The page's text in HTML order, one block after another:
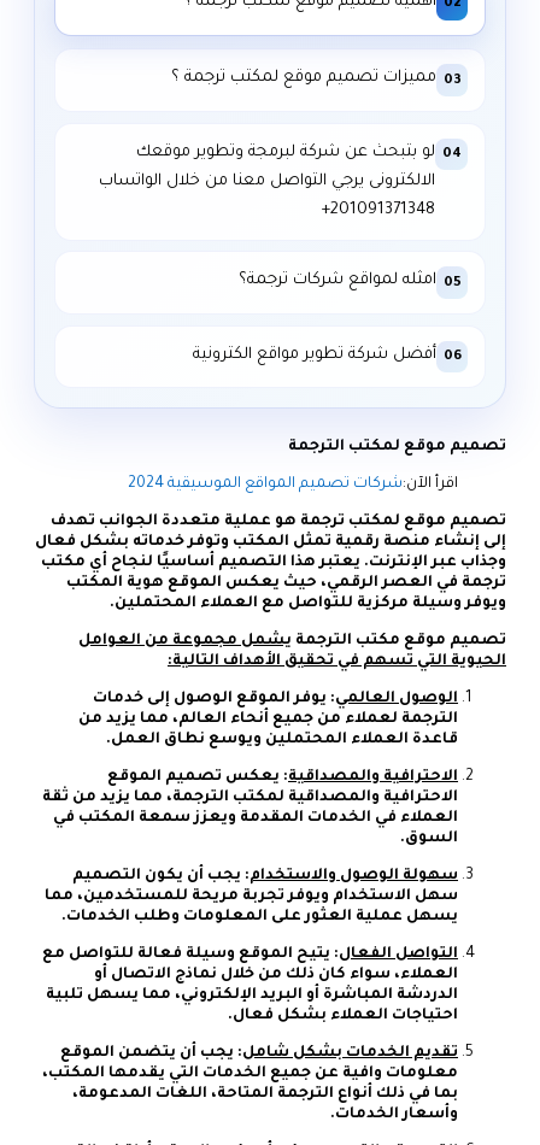
02
03 مميزات تصميم موقع لمكتب ترجمة ؟
04
لو بتبحث عن شركة لبرمجة وتطوير موقعك
الالكترونى يرجي التواصل معنا من خلال الواتساب
05 امثله لمواقع شركات ترجمة؟
06 أفضل شركة تطوير مواقع الكترونية
تصميم موقع لمكتب الترجمة
اقرأ الآن:شركات تصميم المواقع الموسيقية 2024
تصميم موقع لمكتب ترجمة هو عملية متعددة الجوانب تهدف
إلى إنشاء منصة رقمية تمثل المكتب وتوفر خدماته بشكل فعال
وجذاب عبر الإنترنت. يعتبر هذا التصميم أساسيًا لنجاح أي مكتب
ترجمة في العصر الرقمي، حيث يعكس الموقع هوية المكتب
ويوفر وسيلة مركزية للتواصل مع العملاء المحتملين.
تصميم موقع مكتب الترجمة يشمل مجموعة من العوامل
الحيوية التي تسهم في تحقيق الأهداف التالية:
الوصول العالمي: يوفر الموقع الوصول إلى خدمات
الترجمة لعملاء من جميع أنحاء العالم، مما يزيد من
قاعدة العملاء المحتملين ويوسع نطاق العمل.
الاحترافية والمصداقية: يعكس تصميم الموقع
الاحترافية والمصداقية لمكتب الترجمة، مما يزيد من ثقة
العملاء في الخدمات المقدمة ويعزز سمعة المكتب في
السوق.
سهولة الوصول والاستخدام: يجب أن يكون التصميم
سهل الاستخدام ويوفر تجربة مريحة للمستخدمين، مما
يسهل عملية العثور على المعلومات وطلب الخدمات.
التواصل الفعال: يتيح الموقع وسيلة فعالة للتواصل مع
العملاء، سواء كان ذلك من خلال نماذج الاتصال أو
الدردشة المباشرة أو البريد الإلكتروني، مما يسهل تلبية
احتياجات العملاء بشكل فعال.
تقديم الخدمات بشكل شامل: يجب أن يتضمن الموقع
معلومات وافية عن جميع الخدمات التي يقدمها المكتب،
بما في ذلك أنواع الترجمة المتاحة، اللغات المدعومة،
وأسعار الخدمات.